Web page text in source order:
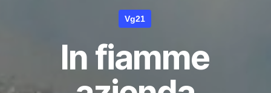
Vg21
In fiamme